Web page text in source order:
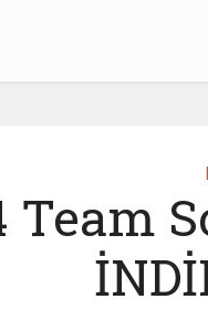
Team